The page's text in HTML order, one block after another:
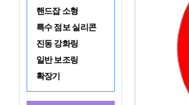
핸드잡 소형
특수 점보 실리콘
진동 강화링
일반 보조링
확장기